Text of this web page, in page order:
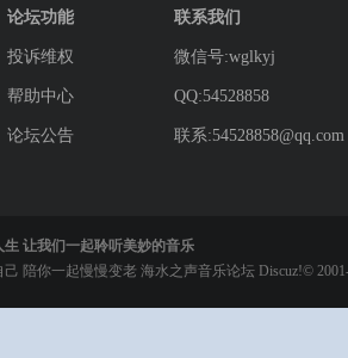
论坛功能
投诉维权
帮助中心
论坛公告
联系我们
微信号:wglkyj
QQ:54528858
联系:54528858@qq.com
生 让我们一起聆听美妙的音乐
陪你一起慢慢变老 海水之声音乐论坛 Discuz!©